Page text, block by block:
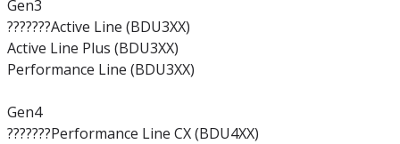
Gen3
???????Active Line (BDU3XX)
Active Line Plus (BDU3XX)
Performance Line (BDU3XX)
Gen4
???????Performance Line CX (BDU4XX)